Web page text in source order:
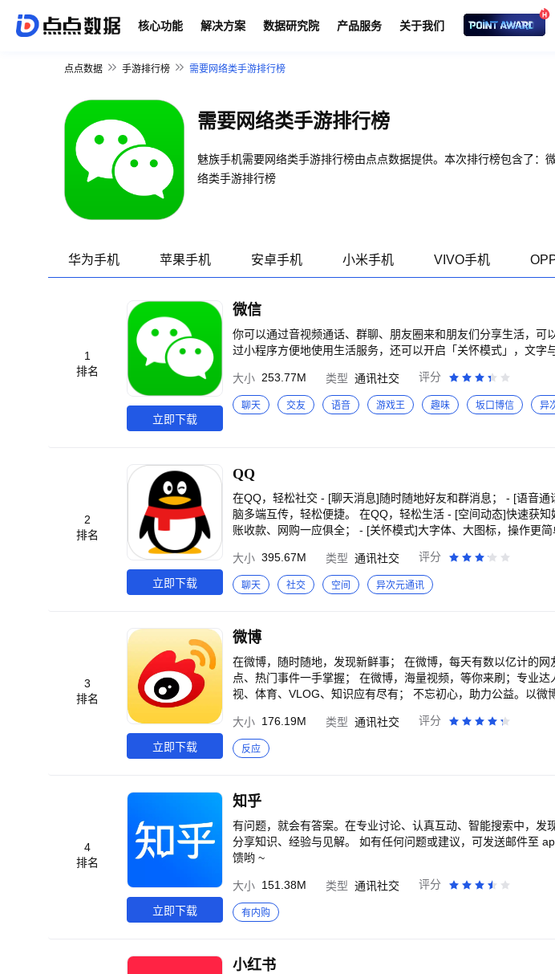
核心功能 解决方案 数据研究院 产品服务 关于我们
点点数据 手游排行榜 需要网络类手游排行榜
需要网络类手游排行榜
魅族手机需要网络类手游排行榜由点点数据提供。本次排行榜包含了
络类手游排行榜
华为手机 苹果手机 安卓手机 小米手机 VIVO手机
1
排名
立即下载
微信
你可以通过音视频通话、群聊、朋友圈来和朋友们分享生活，可
过小程序方便地使用生活服务，还可以开启「关怀模式」，文字
大小 253.77M 类型 通讯社交 评分
聊天 交友 语音 游戏王 趣味 坂口博信 异
2
排名
立即下载
QQ
在QQ，轻松社交 - [聊天消息]随时随地好友和群消息； - [语音
脑多端互传，轻松便捷。 在QQ，轻松生活 - [空间动态]快速获知好友动态，随时分享生活； - [移动支付]话费充值、转
账收款、网购一应俱全； - [关怀模式]大字体、大图标，操作更简单，长辈使用更方便
能，打造轻松欢乐的社交、娱乐与生活体验。 -----联系我们----- 如在使用过程中遇到任何问题，请联系我们： - 在线
帮助：进入QQ设置 -> 关于QQ -> 帮助与反馈 - 客服热线：4006 700 700
儿童公益项目，GPS在后台运行可能会影响电池续航时间。
大小 395.67M 类型 通讯社交 评分
聊天 社交 空间 异次元通讯
3
排名
立即下载
微博
在微博，随时随地，发现新鲜事； 在微博，每天有数以亿计的
点、热门事件一手掌握； 在微博，海量视频，等你来刷；专业
视、体育、VLOG、知识应有尽有； 不忘初心，助力公益。以微
星大V动态】 明星、大V的最新动态，加关注便可第一时间看到
容极速呈现，随时随地超级省流量 【超话社区】 在超话社区找
点内容迅速捕捉，各类海量内容让您看不停 【发微博】 尽情的
在为广大微博用户提供专属的特权服务，包括身份、装扮、功能
大小 176.19M 类型 通讯社交 评分
反应
4
排名
立即下载
知乎
有问题，就会有答案。在专业讨论、认真互动、智能搜索中，发
分享知识、经验与见解。 如有任何问题或建议，可发送邮件至 app@zhihu.com，知乎的工程师不会漏掉任何一条反
馈哟 ~
大小 151.38M 类型 通讯社交 评分
有内购
小红书